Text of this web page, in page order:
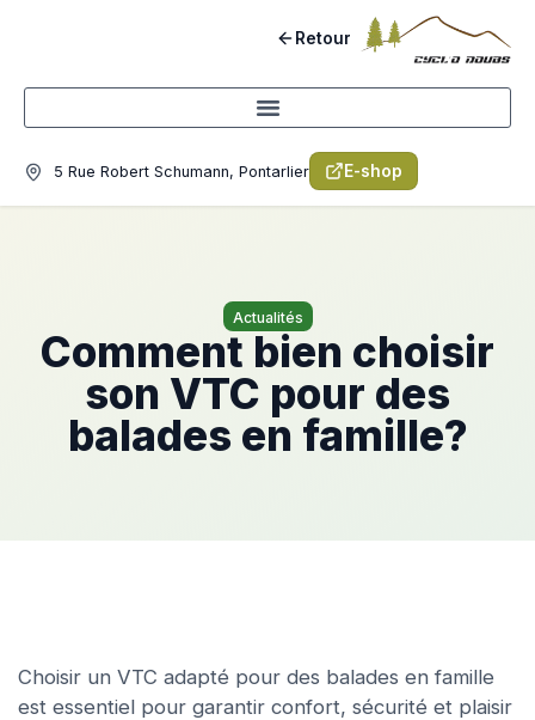
Retour
5 Rue Robert Schumann, Pontarlier E-shop
Actualités
Comment bien choisir
son VTC pour des
balades en famille?
Choisir un VTC adapté pour des balades en famille
est essentiel pour garantir confort, sécurité et plaisir